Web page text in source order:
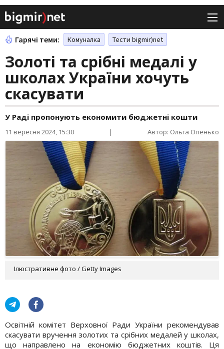
Гарячі теми: Комуналка Тести bigmir)net
Золоті та срібні медалі у
школах України хочуть
скасувати
У Раді пропонують економити бюджетні кошти
11 вересня 2024, 15:30 | Автор: Ольга Опенько
Ілюстративне фото / Getty Images
Освітній комітет Верховної Ради України рекомендував
скасувати вручення золотих та срібних медалей у школах,
що направлено на економію бюджетних коштів. Ця